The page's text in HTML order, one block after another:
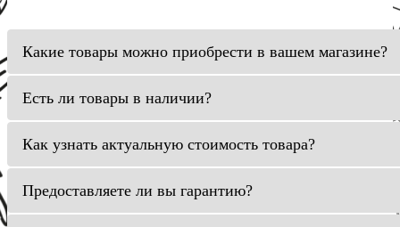
Какие товары можно приобрести в вашем магазине?
Есть ли товары в наличии?
Как узнать актуальную стоимость товара?
Предоставляете ли вы гарантию?